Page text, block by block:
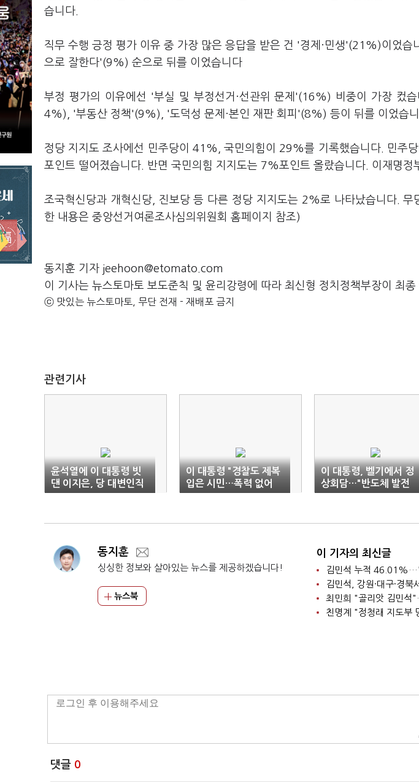
습니다.
직무 수행 긍정 평가 이유 중 가장 많은 응답을 받은 건 '경제·민생'(21%)이었
으로 잘한다'(9%) 순으로 뒤를 이었습니다
부정 평가의 이유에선 '부실 및 부정선거·선관위 문제'(16%) 비중이 가장 컸습
4%), '부동산 정책'(9%), '도덕성 문제·본인 재판 회피'(8%) 등이 뒤를 이었습니
정당 지지도 조사에선 민주당이 41%, 국민의힘이 29%를 기록했습니다. 민주
포인트 떨어졌습니다. 반면 국민의힘 지지도는 7%포인트 올랐습니다. 이재명정
조국혁신당과 개혁신당, 진보당 등 다른 정당 지지도는 2%로 나타났습니다. 무
한 내용은 중앙선거여론조사심의위원회 홈페이지 참조)
동지훈 기자 jeehoon@etomato.com
이 기사는 뉴스토마토 보도준칙 및 윤리강령에 따라 최신형 정치정책부장이 최종
ⓒ 맛있는 뉴스토마토, 무단 전재 - 재배포 금지
관련기사
윤석열에 이 대통령 빗
댄 이지은, 당 대변인직
결국 '사퇴'
이 대통령 "경찰도 제복
입은 시민…폭력 없어
야"
이 대통령, 벨기에서 정
상회담…"반도체 발전
혜택 함께"
동지훈
싱싱한 정보와 살아있는 뉴스를 제공하겠습니다!
뉴스북
이 기자의 최신글
김민석 누적
김민석, 강원·대구·경
최민희 "골리앗 김민석
친명계 "정청래 지도부
댓글 0